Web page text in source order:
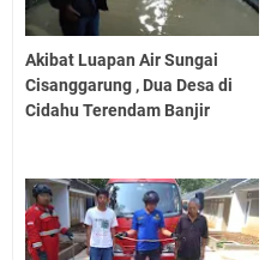
Akibat Luapan Air Sungai
Cisanggarung , Dua Desa di
Cidahu Terendam Banjir